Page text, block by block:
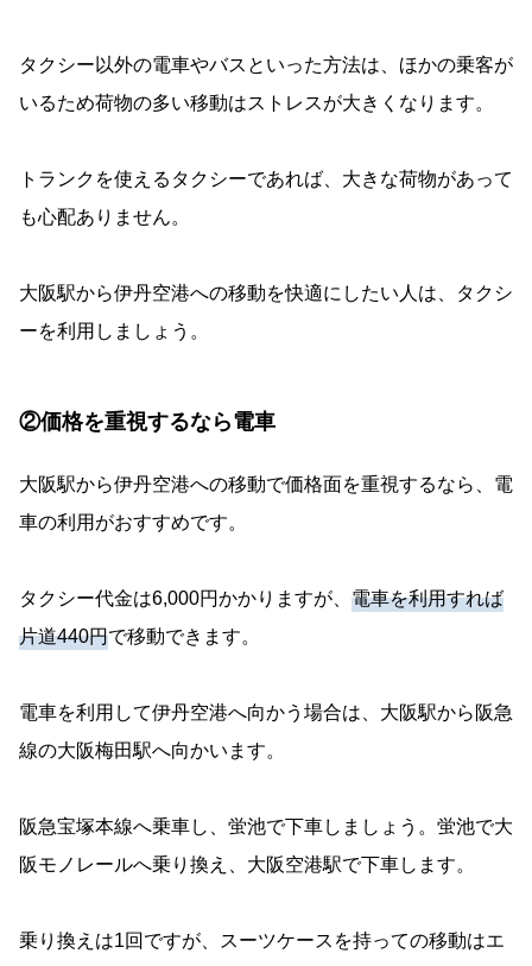
タクシー以外の電車やバスといった方法は、ほかの乗客が
いるため荷物の多い移動はストレスが大きくなります。
トランクを使えるタクシーであれば、大きな荷物があって
も心配ありません。
大阪駅から伊丹空港への移動を快適にしたい人は、タクシ
ーを利用しましょう。
②価格を重視するなら電車
大阪駅から伊丹空港への移動で価格面を重視するなら、電
車の利用がおすすめです。
タクシー代金は6,000円かかりますが、 電車を利用すれば
片道440円で移動できます。
電車を利用して伊丹空港へ向かう場合は、大阪駅から阪急
線の大阪梅田駅へ向かいます。
阪急宝塚本線へ乗車し、蛍池で下車しましょう。蛍池で大
阪モノレールへ乗り換え、大阪空港駅で下車します。
乗り換えは1回ですが、スーツケースを持っての移動はエ